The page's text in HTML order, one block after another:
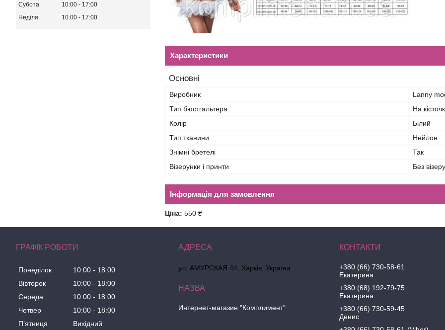
Характеристики
Основні
Виробник
Lanny
Тип бюстгальтера
На
Колір
Білий
Тип тканини
Нейлон
Знімні бретелі
Так
Візерунки і принти
Без
Інформація для замовлення
Ціна: 550 ₴
Субота
10:00
17:00
Неділя
10:00 17:00
ГРАФІК РОБОТИ
Понеділок 10:00
18:00
Вівторок
10:00
18:00
Середа
10:00
18:00
Четвер
10:00
18:00
Пʼятниця
Вихідний
ул, АМУРСКАЯ 44, Харків, Україна
Интернет-магазин "Комплимент"
+380 (66) 730-58-61
Екатерина
+380 (68) 192-79-75
Екатерина
+380 (66) 730-59-45
Денис